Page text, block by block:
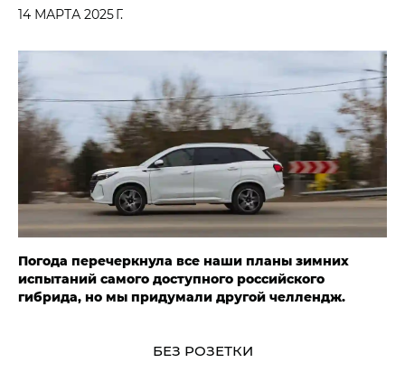
14 МАРТА 2025 Г.
Погода перечеркнула все наши планы зимних
испытаний самого доступного российского
гибрида, но мы придумали другой челлендж.
БЕЗ РОЗЕТКИ